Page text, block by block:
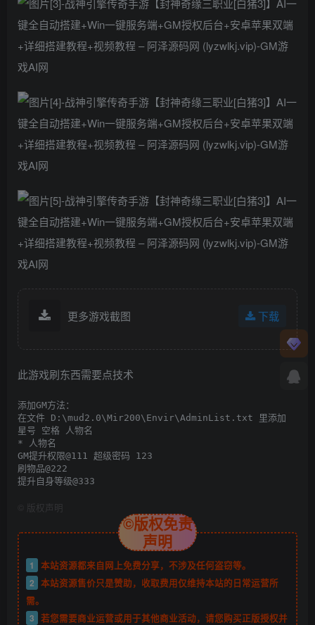
更多游戏截图 下载
此游戏刷东西需要点技术
添加GM方法：
在文件 D:\mud2.0\Mir200\Envir\AdminList.txt 里添加
星号 空格 人物名
* 人物名
GM提升权限@111 超级密码 123
刷物品@222
提升自身等级@333
版权声明
©版权免责
声明
1
本站资源都来自网上免费分享，不涉及任何盗窃等。
2 本站资源售价只是赞助，收取费用仅维持本站的日常运营所
需。
3 若您需要商业运营或用于其他商业活动，请您购买正版授权并